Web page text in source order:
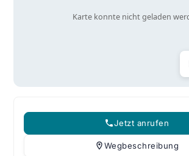
Jetzt anrufen
Wegbeschreibung